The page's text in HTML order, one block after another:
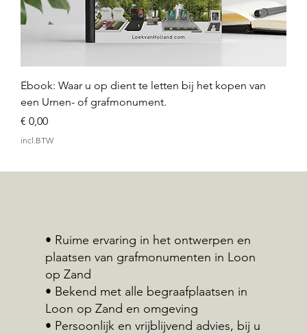
Ebook: Waar u op dient te letten bij het kopen van
een Urnen- of grafmonument.
Prijs
€ 0,00
incl.BTW
• Ruime ervaring in het ontwerpen en
plaatsen van grafmonumenten in Loon
op Zand
• Bekend met alle begraafplaatsen in
Loon op Zand en omgeving
• Persoonlijk en vrijblijvend advies, bij u